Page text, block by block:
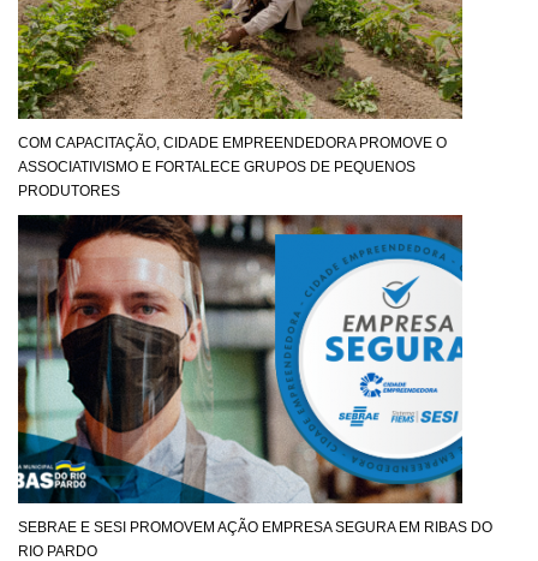
COM CAPACITAÇÃO, CIDADE EMPREENDEDORA PROMOVE O
ASSOCIATIVISMO E FORTALECE GRUPOS DE PEQUENOS
PRODUTORES
SEBRAE E SESI PROMOVEM AÇÃO EMPRESA SEGURA EM RIBAS DO
RIO PARDO